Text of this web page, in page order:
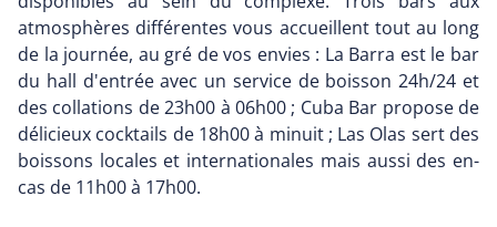
atmosphères différentes vous accueillent tout au long
de la journée, au gré de vos envies : La Barra est le bar
du hall d'entrée avec un service de boisson 24h/24 et
des collations de 23h00 à 06h00 ; Cuba Bar propose de
délicieux cocktails de 18h00 à minuit ; Las Olas sert des
boissons locales et internationales mais aussi des en-
cas de 11h00 à 17h00.